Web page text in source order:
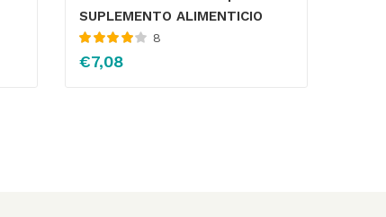
SUPLEMENTO ALIMENTICIO
con4.00
8
€7,08